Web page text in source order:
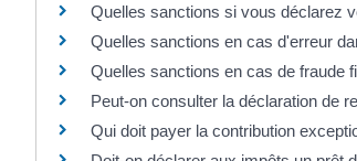
Quelles sanctions si vous déclarez
Quelles sanctions en cas d'erreur
Quelles sanctions en cas de fraude
Peut-on consulter la déclaration de
Qui doit payer la contribution